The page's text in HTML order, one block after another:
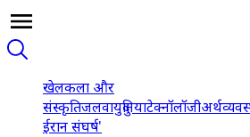
खेलकला और
संस्कृतिजलवायुदुनियाटेक्नॉलॉजी
ईरान संघर्ष'